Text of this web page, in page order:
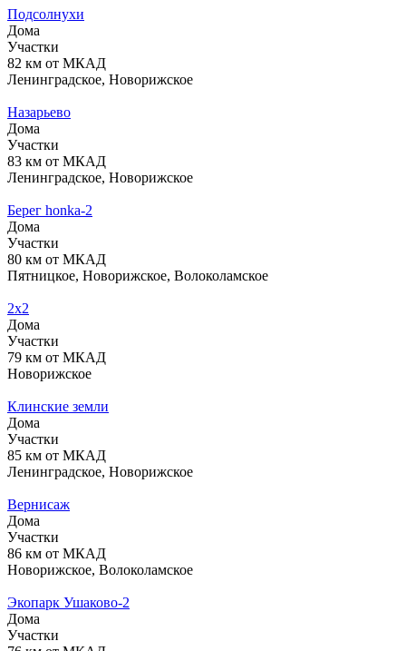
Подсолнухи
Дома
Участки
82 км от МКАД
Ленинградское, Новорижское
Назарьево
Дома
Участки
83 км от МКАД
Ленинградское, Новорижское
Берег honka-2
Дома
Участки
80 км от МКАД
Пятницкое, Новорижское, Волоколамское
2х2
Дома
Участки
79 км от МКАД
Новорижское
Клинские земли
Дома
Участки
85 км от МКАД
Ленинградское, Новорижское
Вернисаж
Дома
Участки
86 км от МКАД
Новорижское, Волоколамское
Экопарк Ушаково-2
Дома
Участки